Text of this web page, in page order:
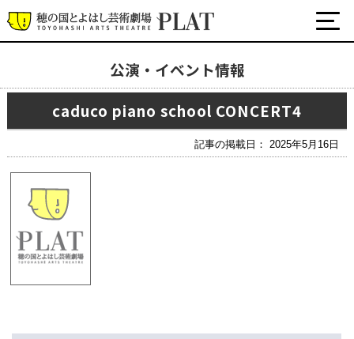
公式SNS
公演・イベント情報
caduco piano school CONCERT4
記事の掲載日： 2025年5月16日
最新の公演・イベント情報
演劇・ダンス・音楽など
プラットについて
チケット・座席表・鑑賞サポートなど